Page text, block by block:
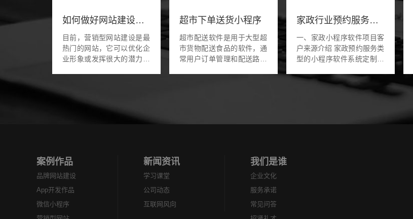
如何做好网站建设和推广工作
目前，营销型网站建设是最
热门的网站，它可以优化企
业形象或发挥很大的潜力。
析。 对于企业...
超市下单送货小程序
超市配送软件是用于大型超
市货物配送食品的软件，通
常用户订单管理和配送路线
家政行业预约服务的小程序怎么做
一、家政小程序软件项目客
户来源介绍 家政预约服务类
型的小程序软件系统定制，
信息资讯，觉得我们的公司
官网排名做的不错，在本地
案例作品
品牌网站建设
App开发作品
微信小程序
新闻资讯
学习课堂
公司动态
互联网风向
我们是谁
企业文化
服务承诺
常见问答